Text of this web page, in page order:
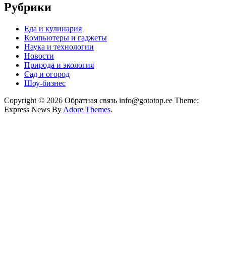
Рубрики
Еда и кулинария
Компьютеры и гаджеты
Наука и технологии
Новости
Природа и экология
Сад и огород
Шоу-бизнес
Copyright © 2026 Обратная связь info@gototop.ee Theme:
Express News By Adore Themes.